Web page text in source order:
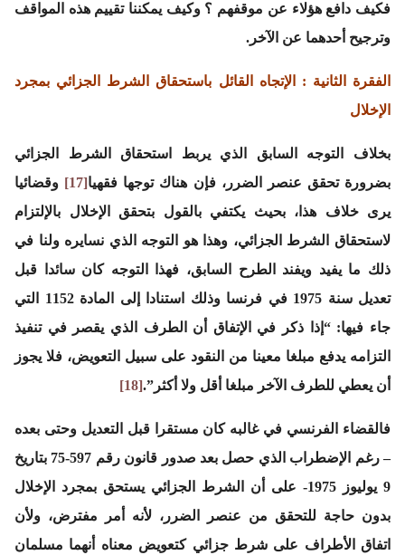
فكيف دافع هؤلاء عن موقفهم ؟ وكيف يمكننا تقييم هذه المواقف
وترجيح أحدهما عن الآخر.
الفقرة الثانية :
الإتجاه القائل باستحقاق الشرط الجزائي بمجرد
الإخلال
بخلاف التوجه السابق الذي يربط استحقاق الشرط الجزائي
بضرورة تحقق عنصر الضرر، فإن هناك توجها فقهيا[17]
وقضائيا
يرى خلاف هذا، بحيث يكتفي بالقول بتحقق الإخلال بالإلتزام
لاستحقاق الشرط الجزائي، وهذا هو التوجه الذي نسايره ولنا في
ذلك ما يفيد ويفند الطرح السابق، فهذا التوجه كان سائدا قبل
تعديل سنة 1975 في فرنسا وذلك استنادا إلى المادة 1152 التي
جاء فيها: “إذا ذكر في الإتفاق أن الطرف الذي يقصر في تنفيذ
التزامه يدفع مبلغا معينا من النقود على سبيل التعويض، فلا يجوز
أن يعطي للطرف الآخر مبلغا أقل ولا أكثر”.[18]
فالقضاء الفرنسي في غالبه كان مستقرا قبل التعديل وحتى بعده
– رغم الإضطراب الذي حصل بعد صدور قانون رقم 597-75 بتاريخ
9 يوليوز 1975- على أن الشرط الجزائي يستحق بمجرد الإخلال
بدون حاجة للتحقق من عنصر الضرر، لأنه أمر مفترض، ولأن
اتفاق الأطراف على شرط جزائي كتعويض معناه أنهما مسلمان